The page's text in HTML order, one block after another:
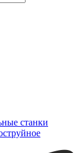
станки